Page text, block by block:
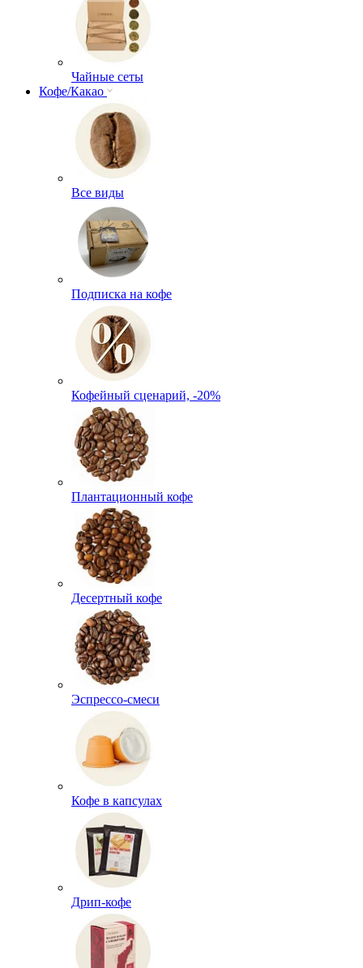
Чайные сеты
Кофе/Какао
Все виды
Подписка на кофе
Кофейный сценарий, -20%
Плантационный кофе
Десертный кофе
Эспрессо-смеси
Кофе в капсулах
Дрип-кофе